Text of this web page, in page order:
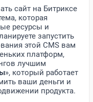
сайт на Битриксе
которая
ресурсы и
запустить
этой CMS вам
платформ,
лучшим
», который работает
ваши деньги и
продукта.